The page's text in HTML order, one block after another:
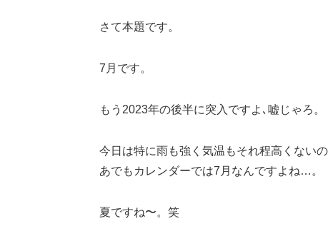
さて本題です。
7月です。
もう2023年の後半に突入ですよ､嘘じゃろ。
今日は特に雨も強く気温もそれ程高くない
あでもカレンダーでは7月なんですよね…。
夏ですね〜。笑